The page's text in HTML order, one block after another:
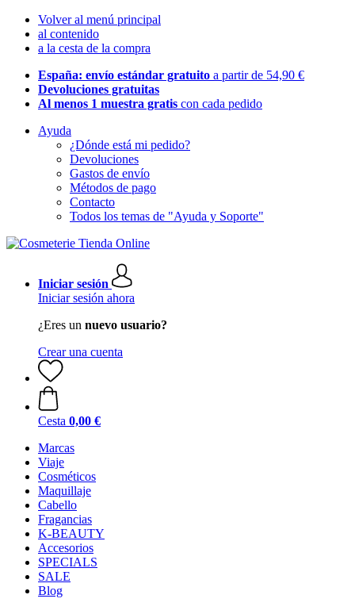
Volver al menú principal
al contenido
a la cesta de la compra
España: envío estándar gratuito a partir de 54,90 €
Devoluciones gratuitas
Al menos 1 muestra gratis con cada pedido
Ayuda
¿Dónde está mi pedido?
Devoluciones
Gastos de envío
Métodos de pago
Contacto
Todos los temas de "Ayuda y Soporte"
Iniciar sesión
Iniciar sesión ahora
¿Eres un nuevo usuario?
Crear una cuenta
Cesta 0,00 €
Marcas
Viaje
Cosméticos
Maquillaje
Cabello
Fragancias
K-BEAUTY
Accesorios
SPECIALS
SALE
Blog